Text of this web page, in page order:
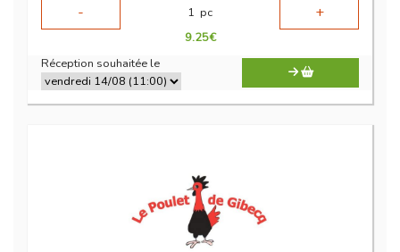
-
1 pc +
9.25€
Réception souhaitée le